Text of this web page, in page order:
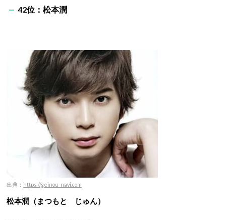
42位：松本潤
出典： https://geinou-navi.com
松本潤（まつもと じゅん）